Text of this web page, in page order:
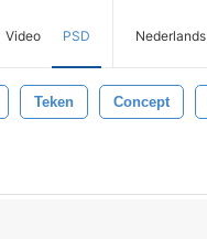
Video PSD Nederlands
Teken Concept